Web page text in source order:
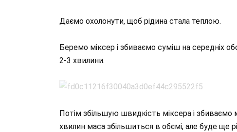
Даємо охолонути, щоб рідина стала теплою.
Беремо міксер і збиваємо суміш на середніх
2-3 хвилини.
Потім збільшую швидкість міксера і збиваємо
хвилин маса збільшиться в обємі, але буде ще